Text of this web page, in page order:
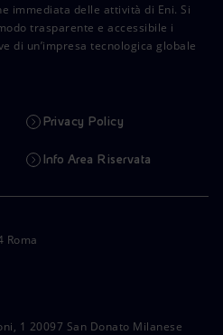
immediata delle attività di Eni. Si
trasparente e accessibile i
di un’impresa tecnologica globale
Privacy Policy
Info Area Riservata
Roma
1 20097 San Donato Milanese